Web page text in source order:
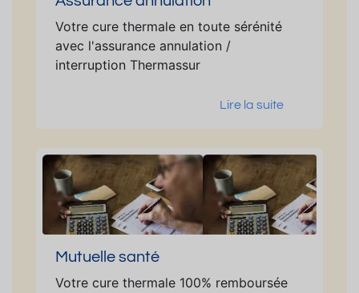
Votre cure thermale en toute sérénité
avec l'assurance annulation /
interruption Thermassur
Lire la suite
Mutuelle santé
Votre cure thermale 100% remboursée